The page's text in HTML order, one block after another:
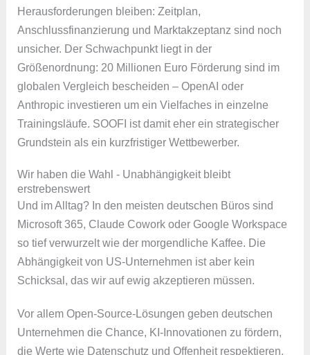
Herausforderungen bleiben: Zeitplan,
Anschlussfinanzierung und Marktakzeptanz sind noch
unsicher. Der Schwachpunkt liegt in der
Größenordnung: 20 Millionen Euro Förderung sind im
globalen Vergleich bescheiden – OpenAI oder
Anthropic investieren um ein Vielfaches in einzelne
Trainingsläufe. SOOFI ist damit eher ein strategischer
Grundstein als ein kurzfristiger Wettbewerber.
Wir haben die Wahl - Unabhängigkeit bleibt
erstrebenswert
Und im Alltag? In den meisten deutschen Büros sind
Microsoft 365, Claude Cowork oder Google Workspace
so tief verwurzelt wie der morgendliche Kaffee. Die
Abhängigkeit von US-Unternehmen ist aber kein
Schicksal, das wir auf ewig akzeptieren müssen.
Vor allem Open-Source-Lösungen geben deutschen
Unternehmen die Chance, KI-Innovationen zu fördern,
die Werte wie Datenschutz und Offenheit respektieren.